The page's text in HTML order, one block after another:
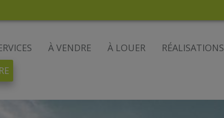
À VENDRE À LOUER RÉALISATIONS